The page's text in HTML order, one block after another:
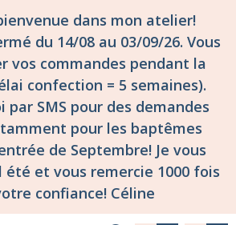
dans mon atelier!
du 14/08 au 03/09/26. Vous
vos commandes pendant la
confection = 5 semaines).
par SMS pour des demandes
pour les baptêmes
de Septembre! Je vous
été et vous remercie 1000 fois
confiance! Céline